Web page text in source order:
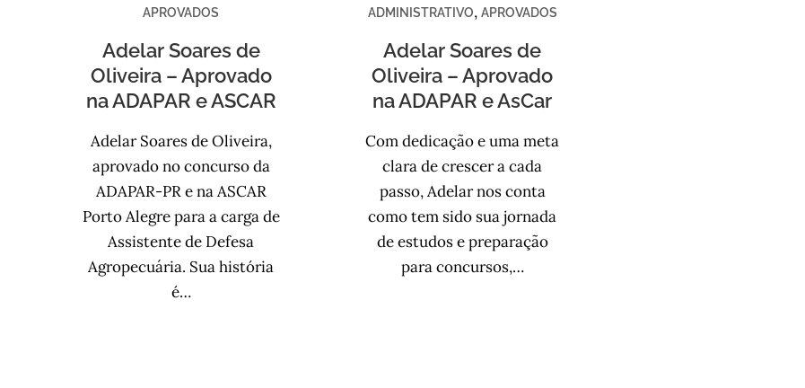
APROVADOS
Adelar Soares de
Oliveira – Aprovado
na ADAPAR e ASCAR
Adelar Soares de Oliveira,
aprovado no concurso da
ADAPAR-PR e na ASCAR
Porto Alegre para a carga de
Assistente de Defesa
Agropecuária. Sua história
é…
ADMINISTRATIVO, APROVADOS
Adelar Soares de
Oliveira – Aprovado
na ADAPAR e AsCar
Com dedicação e uma meta
clara de crescer a cada
passo, Adelar nos conta
como tem sido sua jornada
de estudos e preparação
para concursos,…